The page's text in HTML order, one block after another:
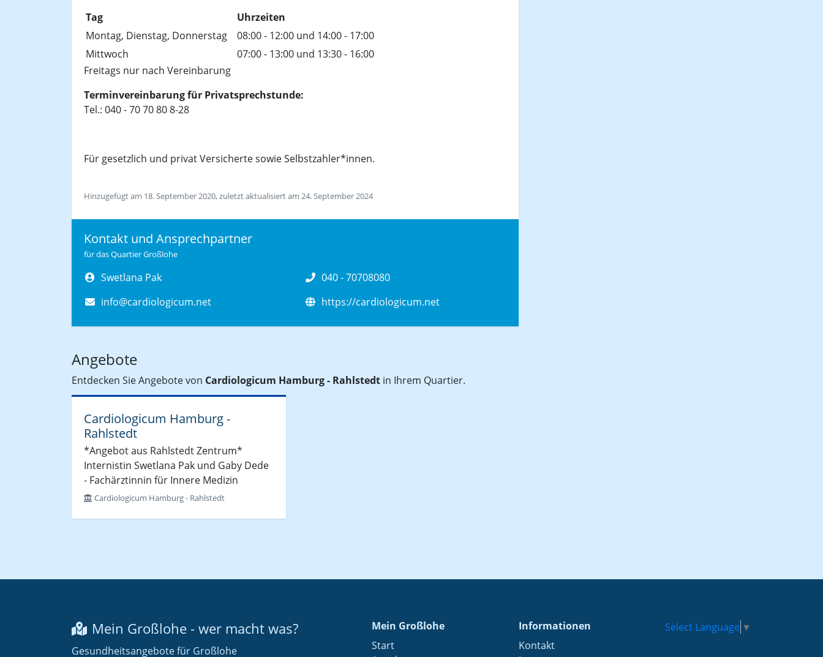
Tag
Uhrzeiten
Montag, Dienstag, Donnerstag
08:00 - 12:00 und 14:00 - 17:00
Mittwoch
07:00 - 13:00 und 13:30 - 16:00
Freitags nur nach Vereinbarung
Terminvereinbarung für Privatsprechstunde:
Tel.: 040 - 70 70 80 8-28
Für gesetzlich und privat Versicherte sowie Selbstzahler*innen.
Hinzugefügt am 18. September 2020, zuletzt aktualisiert am 24. September 2024
Kontakt und Ansprechpartner
für das Quartier Großlohe
Swetlana Pak
040 - 70708080
info@cardiologicum.net
https://cardiologicum.net
Angebote
Entdecken Sie Angebote von Cardiologicum Hamburg - Rahlstedt in Ihrem Quartier.
Cardiologicum Hamburg -
Rahlstedt
*Angebot aus Rahlstedt Zentrum*
Internistin Swetlana Pak und Gaby Dede
- Fachärztinnin für Innere Medizin
Cardiologicum Hamburg - Rahlstedt
Mein Großlohe - wer macht was?
Gesundheitsangebote für Großlohe
Mein Großlohe
Start
Informationen
Kontakt
Select Language ▼